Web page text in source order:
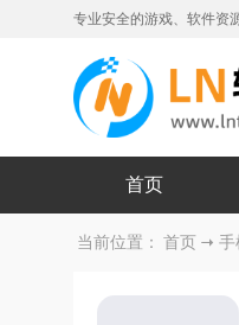
专业安全的游戏、软件资
首页
当前位置： 首页 手